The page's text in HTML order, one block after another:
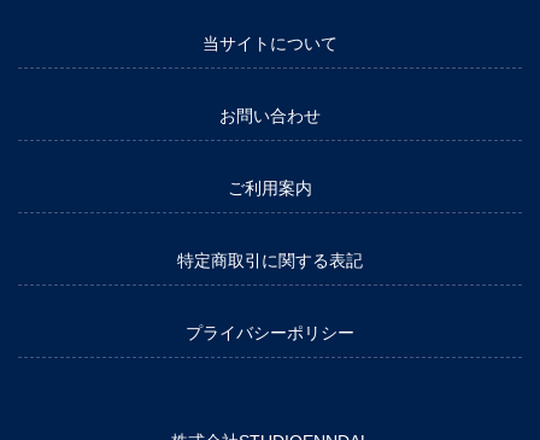
当サイトについて
お問い合わせ
ご利用案内
特定商取引に関する表記
プライバシーポリシー